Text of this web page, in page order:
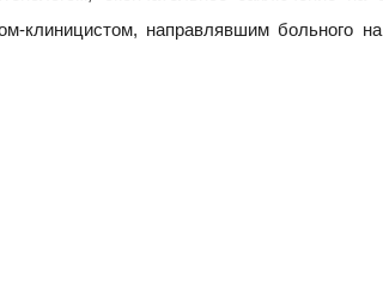
клиницистом, направлявшим больного